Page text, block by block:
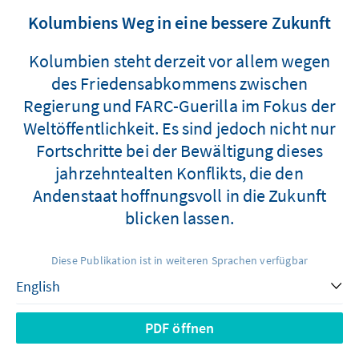
Kolumbiens Weg in eine bessere Zukunft
Kolumbien steht derzeit vor allem wegen
des Friedensabkommens zwischen
Regierung und FARC-Guerilla im Fokus der
Weltöffentlichkeit. Es sind jedoch nicht nur
Fortschritte bei der Bewältigung dieses
jahrzehntealten Konflikts, die den
Andenstaat hoffnungsvoll in die Zukunft
blicken lassen.
Diese Publikation ist in weiteren Sprachen verfügbar
PDF öffnen